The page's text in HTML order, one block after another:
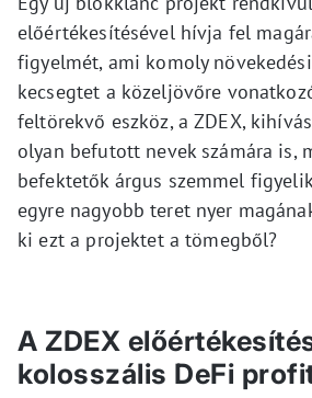
előértékesítésével hívja fel
figyelmét, ami komoly
kecsegtet a közeljövőre
feltörekvő eszköz, a ZDEX,
olyan befutott nevek számára is,
befektetők árgus szemmel
egyre nagyobb teret nyer
ki ezt a projektet a tömegből?
A ZDEX
kolosszális DeFi